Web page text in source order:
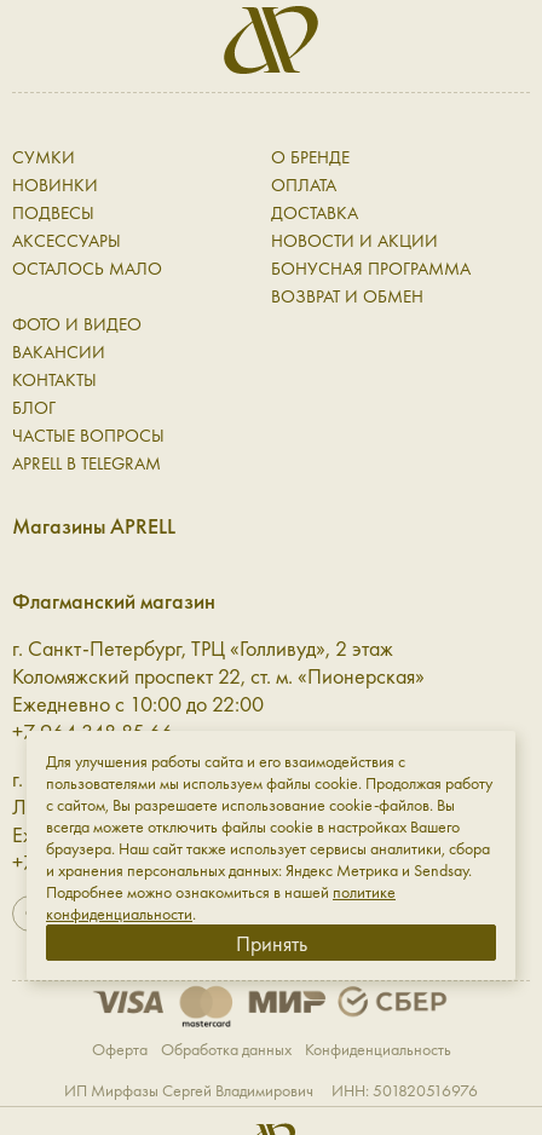
СУМКИ
НОВИНКИ
ПОДВЕСЫ
АКСЕССУАРЫ
ОСТАЛОСЬ МАЛО
О БРЕНДЕ
ОПЛАТА
ДОСТАВКА
НОВОСТИ И АКЦИИ
БОНУСНАЯ ПРОГРАММА
ВОЗВРАТ И ОБМЕН
ФОТО И ВИДЕО
ВАКАНСИИ
КОНТАКТЫ
БЛОГ
ЧАСТЫЕ ВОПРОСЫ
APRELL В TELEGRAM
Магазины APRELL
Флагманский магазин
г. Санкт-Петербург, ТРЦ «Голливуд», 2 этаж
Коломяжский проспект 22, ст. м. «Пионерская»
Ежедневно с 10:00 до 22:00
+7 964 348 85 66
г. Санкт-Петербург, ТРЦ «Галерея» 3 этаж
Лиговский проспект, 30а, ст. м. «Площадь Восстания»
Ежедневно с 10:00 до 23:00
+7 961 811-18-98
Оферта Обработка данных
Конфиденциальность
ИП Мирфазы Сергей Владимирович ИНН: 501820516976
Для улучшения работы сайта и его взаимодействия с
пользователями мы используем файлы cookie. Продолжая работу
с сайтом, Вы разрешаете использование cookie-файлов. Вы
всегда можете отключить файлы cookie в настройках Вашего
браузера. Наш сайт также использует сервисы аналитики, сбора
и хранения персональных данных: Яндекс Метрика и Sendsay.
Подробнее можно ознакомиться в нашей политике
конфиденциальности.
Принять